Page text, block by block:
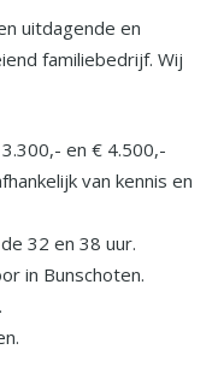
uitdagende en
familiebedrijf. Wij
en € 4.500,-
van kennis en
32 en 38 uur.
in Bunschoten.